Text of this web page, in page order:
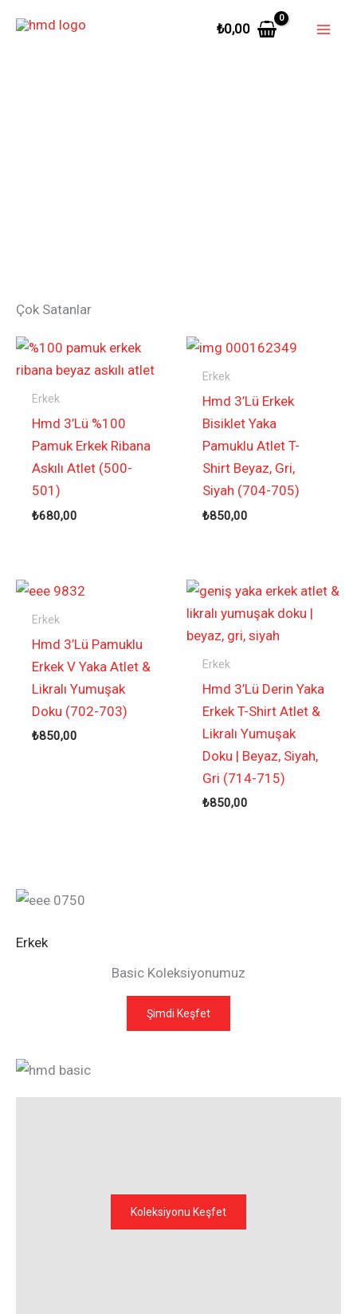
atla
₺0,00
Çok Satanlar
Erkek
Hmd 3’Lü %100
Pamuk Erkek Ribana
Askılı Atlet (500-
501)
₺680,00
Erkek
Hmd 3’Lü Erkek
Bisiklet Yaka
Pamuklu Atlet T-
Shirt Beyaz, Gri,
Siyah (704-705)
₺850,00
Erkek
Hmd 3’Lü Pamuklu
Erkek V Yaka Atlet &
Likralı Yumuşak
Doku (702-703)
₺850,00
Erkek
Hmd 3’Lü Derin Yaka
Erkek T-Shirt Atlet &
Likralı Yumuşak
Doku | Beyaz, Siyah,
Gri (714-715)
₺850,00
Erkek
Basic Koleksiyonumuz
Şimdi Keşfet
Koleksiyonu Keşfet